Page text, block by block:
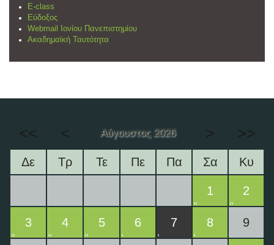
E-class
Εύδοξος
Webmail Ιονίου Πανεπιστημίου
Ακαδημαϊκή Ταυτότητα
<< < Αύγουστος 2026 > >>
Δε Τρ Τε Πε Πα Σα Κυ
1 2
3 4 5 6 7 8 9